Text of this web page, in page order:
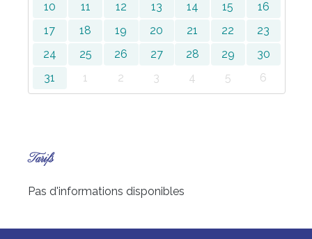
10
11 12 13 14 15
16
17
18 19 20 21 22
23
24
25 26 27 28 29
30
31
1 2 3 4 5 6
Tarifs
Pas d'informations disponibles